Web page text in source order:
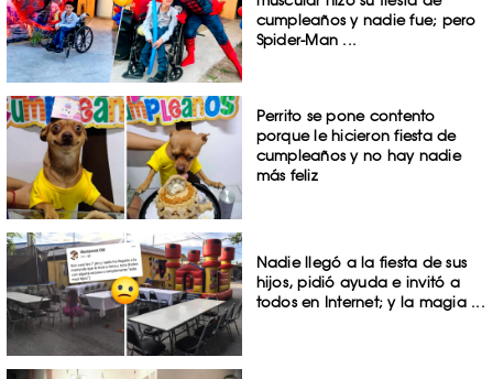
cumpleaños y nadie fue; pero
Spider-Man ...
Perrito se pone contento
porque le hicieron fiesta de
cumpleaños y no hay nadie
más feliz
Nadie llegó a la fiesta de sus
hijos, pidió ayuda e invitó a
todos en Internet; y la magia ...